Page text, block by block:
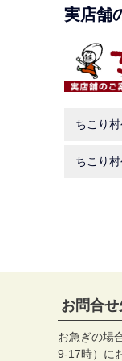
実店舗
ちこり
ちこり
お問合
お急ぎの場
9-17時）に